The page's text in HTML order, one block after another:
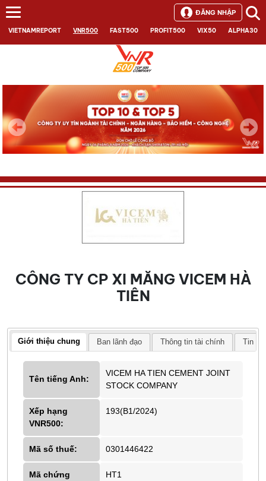
VIETNAMREPORT VNR500 FAST500 PROFIT500 VIX50 ALPHA30
ĐĂNG NHẬP
Next
CÔNG TY CP XI MĂNG VICEM HÀ
TIÊN
Giới thiệu chung Ban lãnh đạo Thông tin tài chính Tin
Tên tiếng Anh:
VICEM HA TIEN CEMENT JOINT
STOCK COMPANY
Xếp hạng
VNR500:
193(B1/2024)
Mã số thuế: 0301446422
Mã chứng
HT1